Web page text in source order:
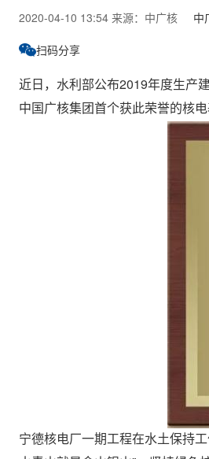
2020-04-10 13:54 来源：中广核 中
扫码分享
近日，水利部公布2019年度生产
中国广核集团首个获此荣誉的核
宁德核电厂一期工程在水土保持